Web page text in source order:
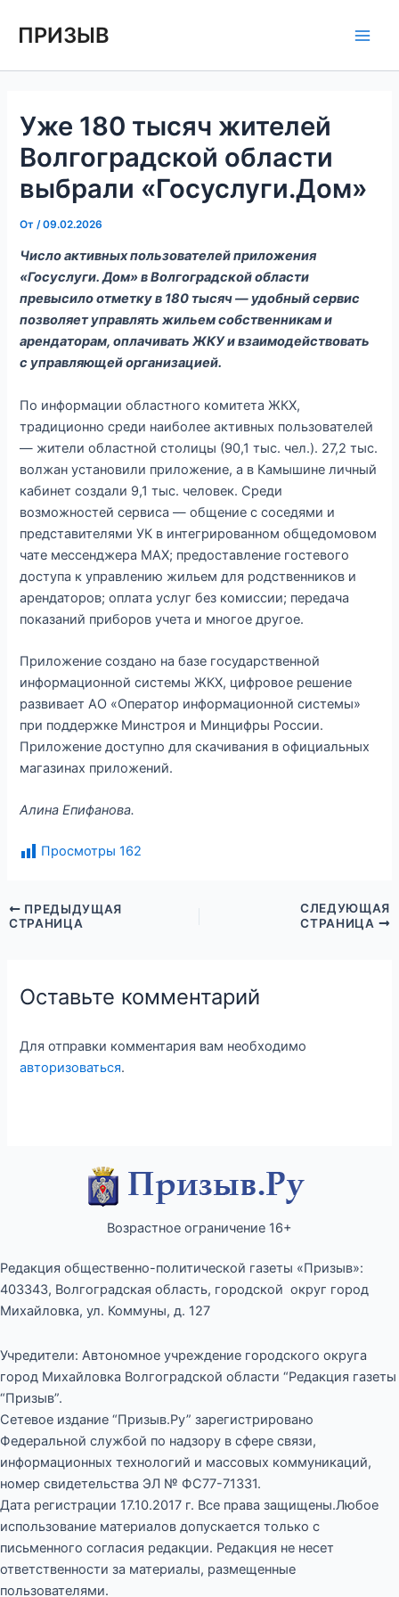
ПРИЗЫВ
Уже 180 тысяч жителей
Волгоградской области
выбрали «Госуслуги.Дом»
От /09.02.2026
Число активных пользователей приложения
«Госуслуги. Дом» в Волгоградской области
превысило отметку в 180 тысяч — удобный сервис
позволяет управлять жильем собственникам и
арендаторам, оплачивать ЖКУ и взаимодействовать
с управляющей организацией.
По информации областного комитета ЖКХ,
традиционно среди наиболее активных пользователей
— жители областной столицы (90,1 тыс. чел.). 27,2 тыс.
волжан установили приложение, а в Камышине личный
кабинет создали 9,1 тыс. человек. Среди
возможностей сервиса — общение с соседями и
представителями УК в интегрированном общедомовом
чате мессенджера МАХ; предоставление гостевого
доступа к управлению жильем для родственников и
арендаторов; оплата услуг без комиссии; передача
показаний приборов учета и многое другое.
Приложение создано на базе государственной
информационной системы ЖКХ, цифровое решение
развивает АО «Оператор информационной системы»
при поддержке Минстроя и Минцифры России.
Приложение доступно для скачивания в официальных
магазинах приложений.
Алина Епифанова.
Просмотры 162
по
ПРЕДЫДУЩАЯ
СТРАНИЦА
СЛЕДУЮЩАЯ
СТРАНИЦА
Оставьте комментарий
Для отправки комментария вам необходимо
авторизоваться.
Возрастное ограничение 16+
Редакция общественно-политической газеты «Призыв»:
403343, Волгоградская область, городской округ город
Михайловка, ул. Коммуны, д. 127
Учредители: Автономное учреждение городского округа
город Михайловка Волгоградской области “Редакция газеты
“Призыв”.
Сетевое издание “Призыв.Ру” зарегистрировано
Федеральной службой по надзору в сфере связи,
информационных технологий и массовых коммуникаций,
номер свидетельства ЭЛ № ФС77-71331.
Дата регистрации 17.10.2017 г. Все права защищены.Любое
использование материалов допускается только с
письменного согласия редакции. Редакция не несет
ответственности за материалы, размещенные
пользователями.